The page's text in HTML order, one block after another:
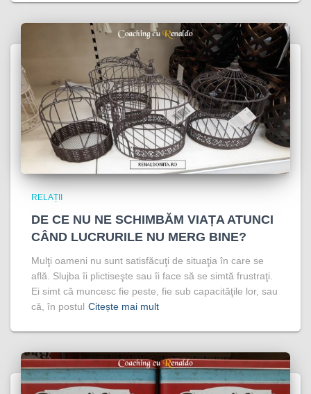
RELAȚII
DE CE NU NE SCHIMBĂM VIAȚA ATUNCI
CÂND LUCRURILE NU MERG BINE?
Mulţi oameni nu sunt satisfăcuţi de situaţia în care se
află. Slujba îi plictiseşte sau îi face să se simtă frustraţi.
Ei simt că muncesc fie peste, fie sub capacităţile lor, sau
că, în postul Citește mai mult